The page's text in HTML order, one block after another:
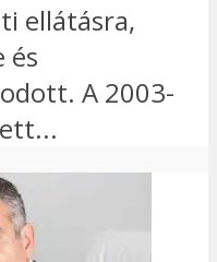
ellátásra,
és
A 2003-